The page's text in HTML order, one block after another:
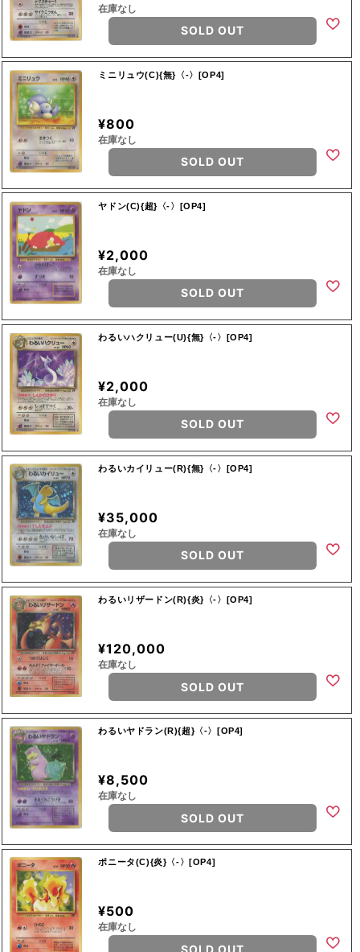
在庫なし
SOLD OUT
ミニリュウ(C){無}〈-〉[OP4]
¥800
在庫なし
SOLD OUT
ヤドン(C){超}〈-〉[OP4]
¥2,000
在庫なし
SOLD OUT
わるいハクリュー(U){無}〈-〉[OP4]
¥2,000
在庫なし
SOLD OUT
わるいカイリュー(R){無}〈-〉[OP4]
¥35,000
在庫なし
SOLD OUT
わるいリザードン(R){炎}〈-〉[OP4]
¥120,000
在庫なし
SOLD OUT
わるいヤドラン(R){超}〈-〉[OP4]
¥8,500
在庫なし
SOLD OUT
ポニータ(C){炎}〈-〉[OP4]
¥500
在庫なし
SOLD OUT